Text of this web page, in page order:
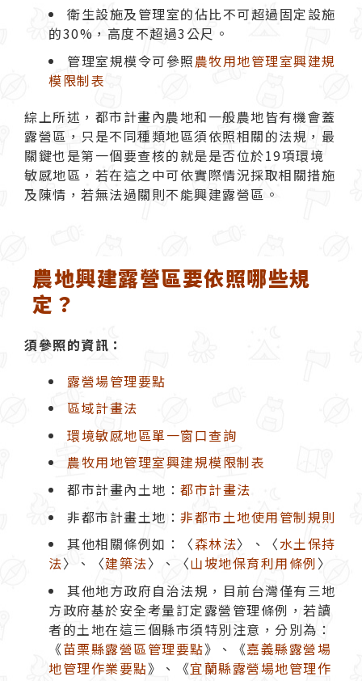
衛生設施及管理室的佔比不可超過固定設施
的30%，高度不超過3公尺。
管理室規模令可參照農牧用地管理室興建規
模限制表
綜上所述，都市計畫內農地和一般農地皆有機會蓋
露營區，只是不同種類地區須依照相關的法規，最
關鍵也是第一個要查核的就是是否位於19項環境
敏感地區，若在這之中可依實際情況採取相關措施
及陳情，若無法過關則不能興建露營區。
農地興建露營區要依照哪些規
定？
須參照的資訊：
露營場管理要點
區域計畫法
環境敏感地區單一窗口查詢
農牧用地管理室興建規模限制表
都市計畫內土地： 都市計畫法
非都市計畫土地： 非都市土地使用管制規則
其他相關條例如：〈森林法〉、〈水土保持
法〉、〈建築法〉、〈山坡地保育利用條例〉
其他地方政府自治法規，目前台灣僅有三地
方政府基於安全考量訂定露營管理條例，若讀
者的土地在這三個縣市須特別注意，分別為：
《苗栗縣露營區管理要點》、《嘉義縣露營場
地管理作業要點》、《宜蘭縣露營場地管理作